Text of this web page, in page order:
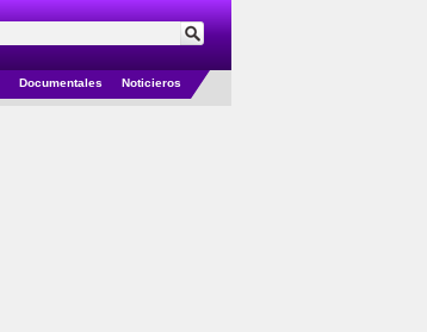
Documentales Noticieros